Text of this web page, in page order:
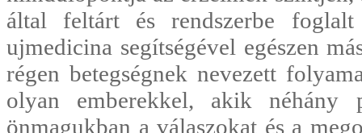
által feltárt és rendszerbe
ujmedicina segítségével egészen
régen betegségnek nevezett
olyan emberekkel, akik néhány
önmagukban a válaszokat és a